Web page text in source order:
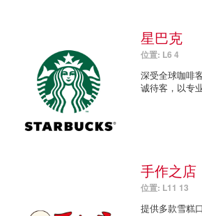
星巴克
位置: L6 4
深受全球咖啡
诚待客，以专
手作之店
位置: L11 13
提供多款雪糕